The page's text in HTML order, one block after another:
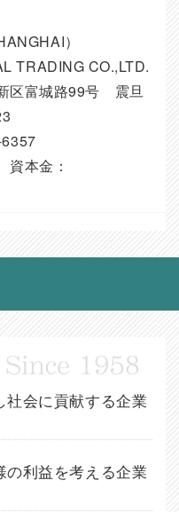
）
TRADING CO.,LTD.
区富城路99号 震旦
本金：
会に貢献する企業
の利益を考える企業